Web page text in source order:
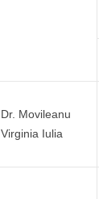
Dr. Movileanu
Virginia Iulia